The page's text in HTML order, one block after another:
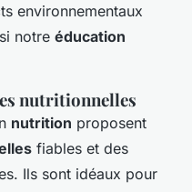
environnementaux
notre éducation
nutritionnelles
nutrition proposent
fiables et des
Ils sont idéaux pour